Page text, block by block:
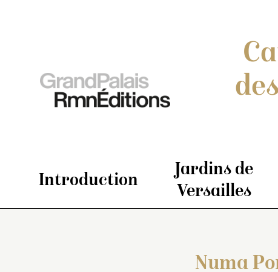
Introduction
Jardins de
Versailles
Numa